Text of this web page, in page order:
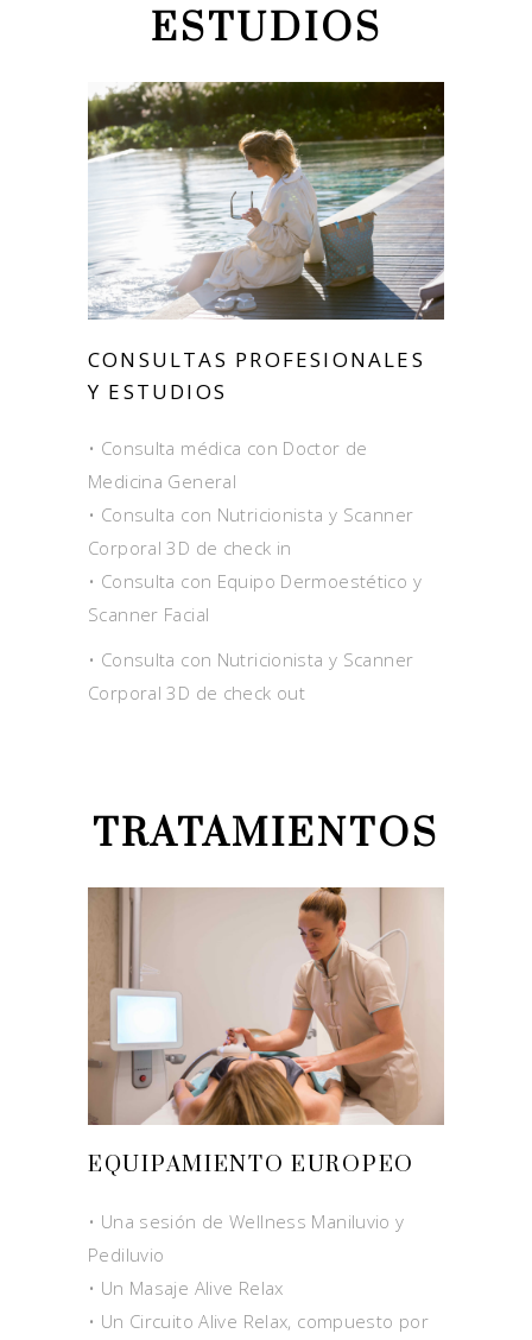
ESTUDIOS
CONSULTAS PROFESIONALES
Y ESTUDIOS
• Consulta médica con Doctor de
Medicina General
• Consulta con Nutricionista y Scanner
Corporal 3D de check in
• Consulta con Equipo Dermoestético y
Scanner Facial
• Consulta con Nutricionista y Scanner
Corporal 3D de check out
TRATAMIENTOS
EQUIPAMIENTO EUROPEO
• Una sesión de Wellness Maniluvio y
Pediluvio
• Un Masaje Alive Relax
• Un Circuito Alive Relax, compuesto por